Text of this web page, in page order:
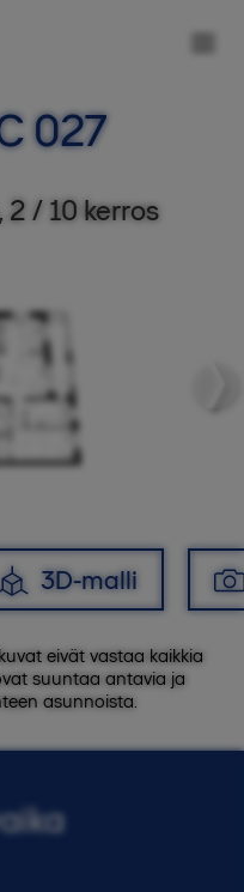
027
2 / 10 kerros
3D-malli
eivät vastaa kaikkia
suuntaa antavia ja
asunnoista.